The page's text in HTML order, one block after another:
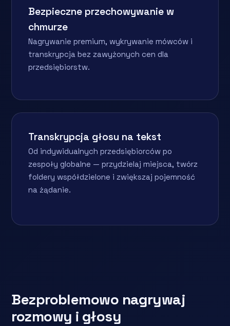
Bezpieczne przechowywanie w
chmurze
Nagrywanie premium, wykrywanie mówców i
transkrypcja bez zawyżonych cen dla
przedsiębiorstw.
Transkrypcja głosu na tekst
Od indywidualnych przedsiębiorców po
zespoły globalne — przydzielaj miejsca, twórz
foldery współdzielone i zwiększaj pojemność
na żądanie.
Bezproblemowo nagrywaj
rozmowy i głosy